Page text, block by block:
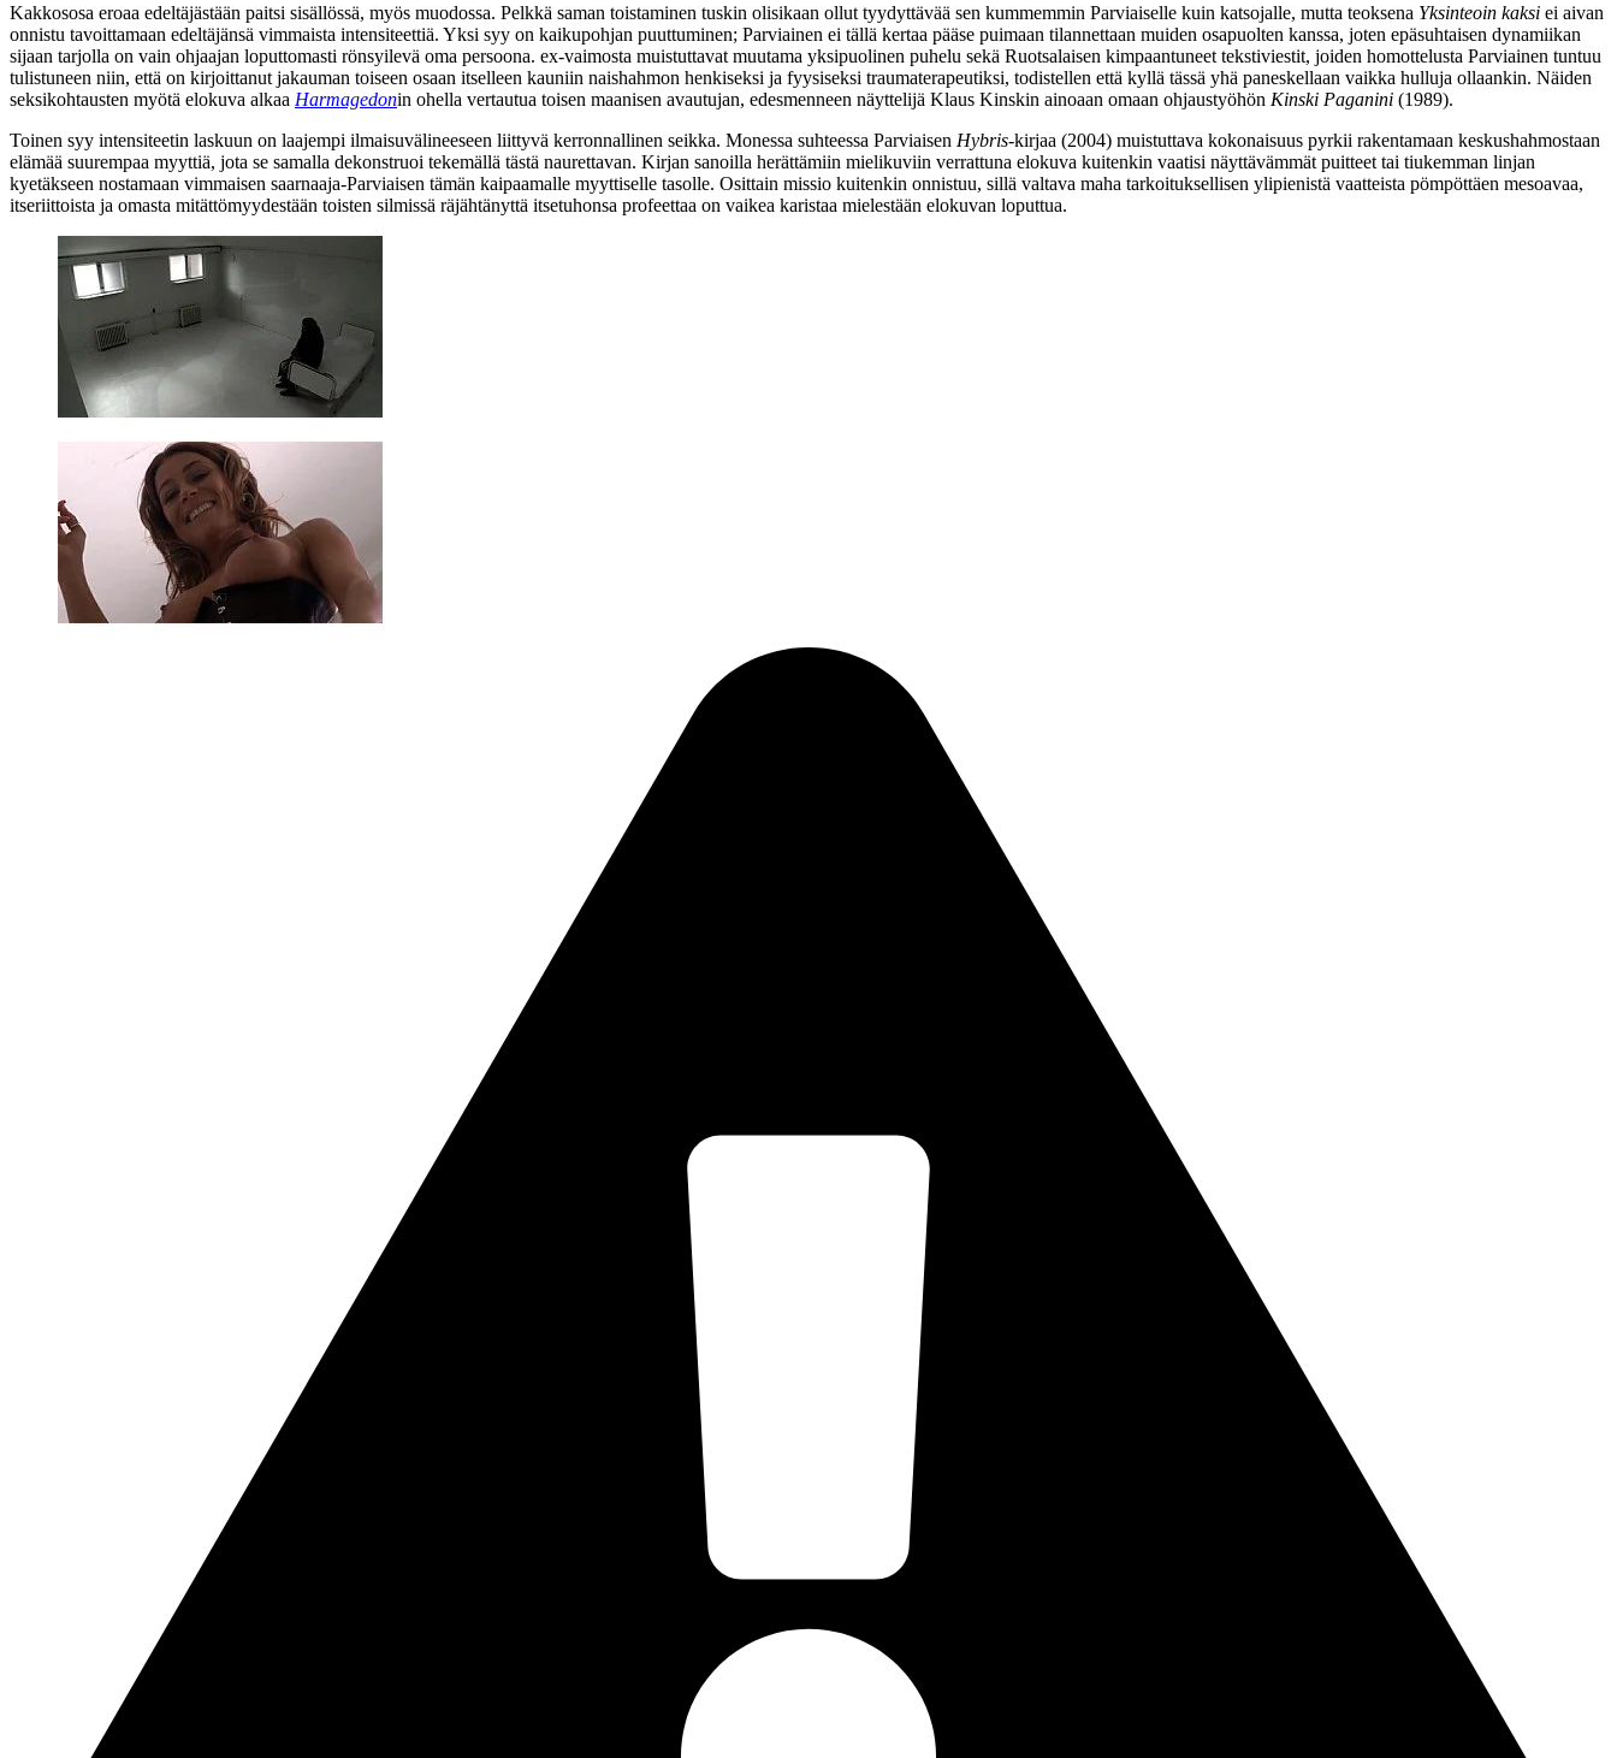
Kakkososa eroaa edeltäjästään paitsi sisällössä, myös muodossa. Pelkkä saman toistaminen tuskin olisikaan ollut tyydyttävää sen kummemmin Parviaiselle kuin katsojalle, mutta teoksena Yksinteoin kaksi ei aivan
onnistu tavoittamaan edeltäjänsä vimmaista intensiteettiä. Yksi syy on kaikupohjan puuttuminen; Parviainen ei tällä kertaa pääse puimaan tilannettaan muiden osapuolten kanssa, joten epäsuhtaisen dynamiikan
sijaan tarjolla on vain ohjaajan loputtomasti rönsyilevä oma persoona. ex‑vaimosta muistuttavat muutama yksipuolinen puhelu sekä Ruotsalaisen kimpaantuneet tekstiviestit, joiden homottelusta Parviainen tuntuu
tulistuneen niin, että on kirjoittanut jakauman toiseen osaan itselleen kauniin naishahmon henkiseksi ja fyysiseksi traumaterapeutiksi, todistellen että kyllä tässä yhä paneskellaan vaikka hulluja ollaankin. Näiden
seksikohtausten myötä elokuva alkaa Harmagedonin ohella vertautua toisen maanisen avautujan, edesmenneen näyttelijä Klaus Kinskin ainoaan omaan ohjaustyöhön Kinski Paganini (1989).
Toinen syy intensiteetin laskuun on laajempi ilmaisuvälineeseen liittyvä kerronnallinen seikka. Monessa suhteessa Parviaisen Hybris-kirjaa (2004) muistuttava kokonaisuus pyrkii rakentamaan keskushahmostaan
elämää suurempaa myyttiä, jota se samalla dekonstruoi tekemällä tästä naurettavan. Kirjan sanoilla herättämiin mielikuviin verrattuna elokuva kuitenkin vaatisi näyttävämmät puitteet tai tiukemman linjan
kyetäkseen nostamaan vimmaisen saarnaaja-Parviaisen tämän kaipaamalle myyttiselle tasolle. Osittain missio kuitenkin onnistuu, sillä valtava maha tarkoituksellisen ylipienistä vaatteista pömpöttäen mesoavaa,
itseriittoista ja omasta mitättömyydestään toisten silmissä räjähtänyttä itsetuhonsa profeettaa on vaikea karistaa mielestään elokuvan loputtua.